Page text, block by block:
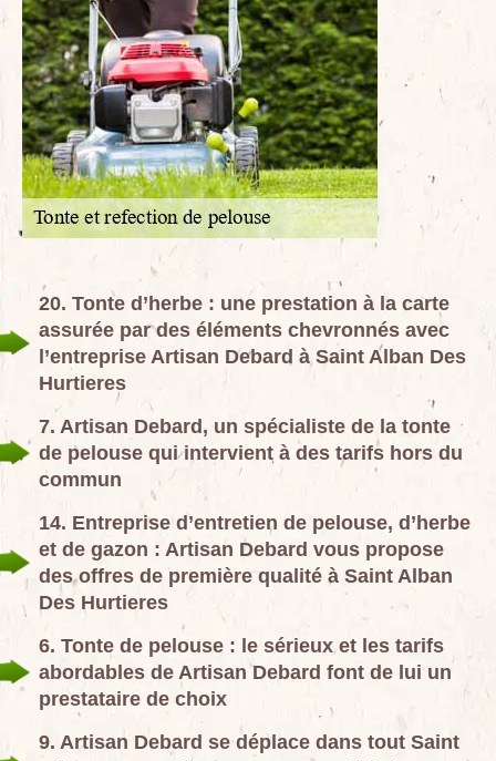
20. Tonte d’herbe : une prestation à la carte
assurée par des éléments chevronnés avec
l’entreprise Artisan Debard à Saint Alban Des
Hurtieres
7. Artisan Debard, un spécialiste de la tonte
de pelouse qui intervient à des tarifs hors du
commun
14. Entreprise d’entretien de pelouse, d’herbe
et de gazon : Artisan Debard vous propose
des offres de première qualité à Saint Alban
Des Hurtieres
6. Tonte de pelouse : le sérieux et les tarifs
abordables de Artisan Debard font de lui un
prestataire de choix
9. Artisan Debard se déplace dans tout Saint